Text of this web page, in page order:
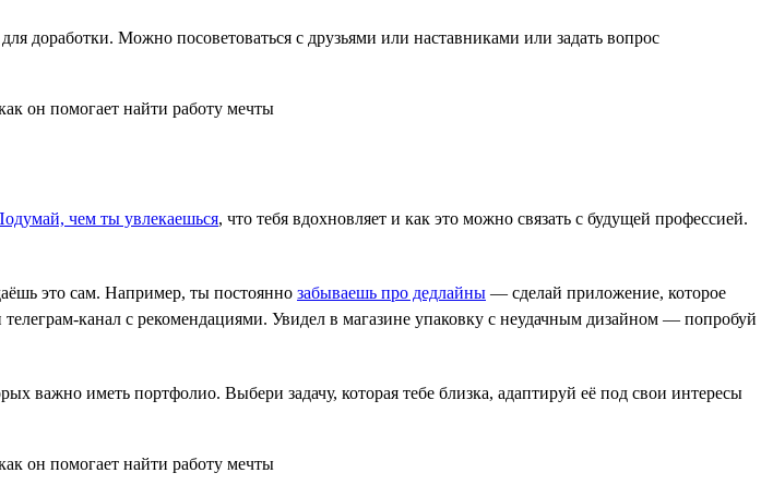
доработки. Можно посоветоваться с друзьями или наставниками или задать вопрос
чем ты увлекаешься, что тебя вдохновляет и как это можно связать с будущей профессией.
это сам. Например, ты постоянно забываешь про дедлайны — сделай приложение, которое
канал с рекомендациями. Увидел в магазине упаковку с неудачным дизайном — попробуй
иметь портфолио. Выбери задачу, которая тебе близка, адаптируй её под свои интересы